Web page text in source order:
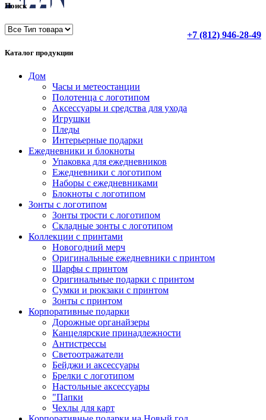
+7 (812) 946-28-49
Поиск
Каталог продукции
Дом
Часы и метеостанции
Полотенца с логотипом
Аксессуары и средства для ухода
Игрушки
Пледы
Интерьерные подарки
Ежедневники и блокноты
Упаковка для ежедневников
Ежедневники с логотипом
Наборы с ежедневниками
Блокноты с логотипом
Зонты с логотипом
Зонты трости с логотипом
Складные зонты с логотипом
Коллекции с принтами
Новогодний мерч
Оригинальные ежедневники с принтом
Шарфы с принтом
Оригинальные подарки с принтом
Сумки и рюкзаки с принтом
Зонты с принтом
Корпоративные подарки
Дорожные органайзеры
Канцелярские принадлежности
Антистрессы
Светоотражатели
Бейджи и аксессуары
Брелки с логотипом
Настольные аксессуары
"Папки
Чехлы для карт